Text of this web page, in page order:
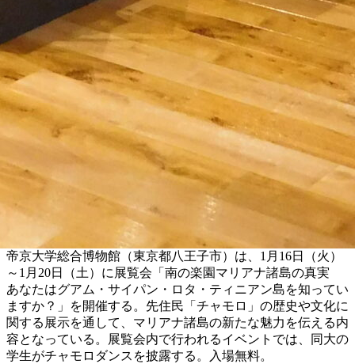
帝京大学総合博物館（東京都八王子市）は、1月16日（火）
～1月20日（土）に展覧会「南の楽園マリアナ諸島の真実
あなたはグアム・サイパン・ロタ・ティニアン島を知ってい
ますか？」を開催する。先住民「チャモロ」の歴史や文化に
関する展示を通して、マリアナ諸島の新たな魅力を伝える内
容となっている。展覧会内で行われるイベントでは、同大の
学生がチャモロダンスを披露する。入場無料。